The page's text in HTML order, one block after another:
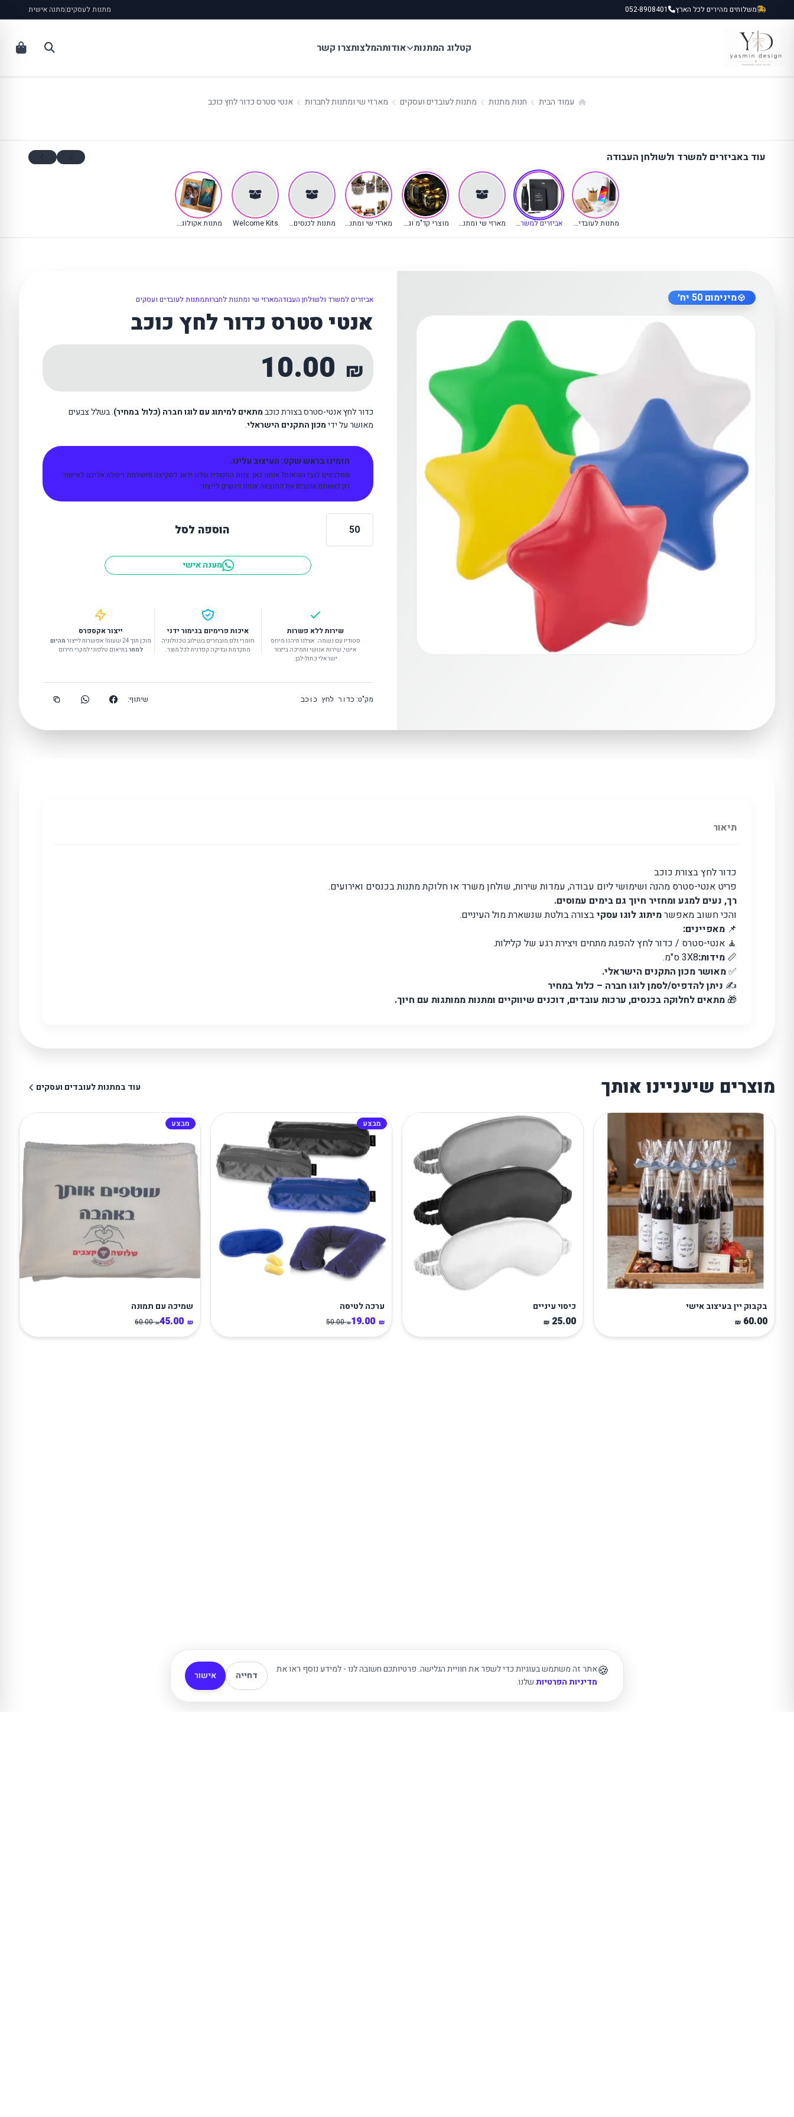
לתוכן
משלוחים מהירים לכל הארץ 052-8908401 מתנות לעסקים|מתנה אישית
קטלוג המתנות אודותהמלצותצרו קשר
עמוד הבית חנות מתנות מתנות לעובדים ועסקים מארזי שי ומתנות לחברות אנטי סטרס כדור לחץ כוכב
עוד באביזרים למשרד ולשולחן העבודה
מתנות לעובדים ועסקים אביזרים למשרד ולשולחן העבודה
(קטגוריה נוכחית)
מארזי שי ומתנות לחברות מוצרי קד"מ וגאדג'טים למיתוג מארזי שי ומתנה מעוצבים מתנות לכנסים ואירועים Welcome Kits מתנות אקולוגיות
מינימום 50 יח׳ אביזרים למשרד ולשולחן העבודהמארזי שי ומתנות לחברותמתנות לעובדים ועסקים
אנטי סטרס כדור לחץ כוכב
10.00 ₪
כדור לחץ אנטי-סטרס בצורת כוכבמתאים למיתוג עם לוגו חברה (כלול במחיר). בשלל צבעים
מאושר על ידימכון התקנים הישראלי.
הזמינו בראש שקט: העיצוב עלינו.
מתלבטים לגבי הנראות? אנחנו כאן. צוות הסטודיו שלנו ידאג לסקיצה מושלמת וישלח אליכם לאישור.
רק כשאתם אוהבים את התוצאה אנחנו ניגשים לייצור.
כמות
של
הוספה לסל
מענה אישי
שירות ללא פשרות
סטודיו עם נשמה. אצלנו תיהנו מיחס
אישי, שירות אנושי ותמיכה בייצור
ישראלי כחול-לבן.
איכות פרימיום בגימור ידני
חומרי גלם מובחרים בשילוב טכנולוגיה
מתקדמת ובדיקה קפדנית לכל מוצר.
ייצור אקספרס
מוכן תוך 24 שעות! אפשרות לייצור
מהיום
למחרבתיאום טלפוני למקרי חירום
מק"ט: כדור לחץ כוכב שיתוף:
תיאור
כדור לחץ בצורת כוכב
פריט אנטי-סטרס מהנה ושימושי ליום עבודה, עמדות שירות, שולחן משרד או חלוקת מתנות בכנסים ואירועים.
רך, נעים למגע ומחזיר חיוך גם בימים עמוסים.
והכי חשוב מאפשרמיתוג לוגו עסקיבצורה בולטת שנשארת מול העיניים.
📌 מאפיינים:
🧘 אנטי-סטרס / כדור לחץ להפגת מתחים ויצירת רגע של קלילות.
📏 מידות:3X8 ס"מ.
✅מאושר מכון התקנים הישראלי.
✍ ניתן להדפיס/לסמן לוגו חברה – כלול במחיר
🎁 מתאים לחלוקה בכנסים, ערכות עובדים, דוכנים שיווקיים ומתנות ממותגות עם חיוך.
מוצרים שיעניינו אותך עוד במתנות לעובדים ועסקים
בקבוק יין בעיצוב אישי
60.00
₪
כיסוי עיניים
25.00
₪
מבצע
ערכה לטיסה
19.00 ₪
50.00₪
מבצע
שמיכה עם תמונה
45.00 ₪
60.00₪
🍪אתר זה משתמש בעוגיות כדי לשפר את חוויית הגלישה. פרטיותכם חשובה לנו - למידע נוסף ראו את
מדיניות הפרטיותשלנו.
דחייה אישור